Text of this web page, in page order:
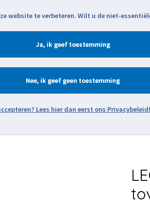
Zoeken
website te verbeteren. Wilt u de niet-
Ja
Nee